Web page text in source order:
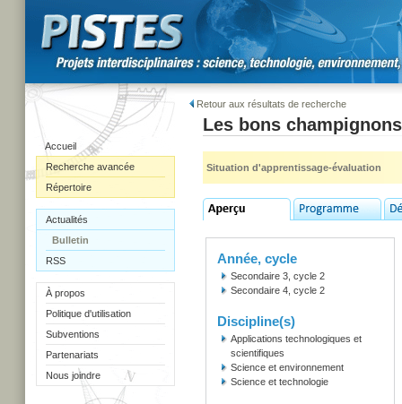
Accueil
Recherche avancée
Répertoire
Actualités
Bulletin
RSS
À propos
Politique d'utilisation
Subventions
Partenariats
Nous joindre
Retour aux résultats de recherche
Les bons
Situation d'apprentissage-évaluation
Année, cycle
Secondaire 3, cycle 2
Secondaire 4, cycle 2
Discipline(s)
Applications technologiques et
scientifiques
Science et environnement
Science et technologie